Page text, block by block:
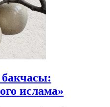
ислама»